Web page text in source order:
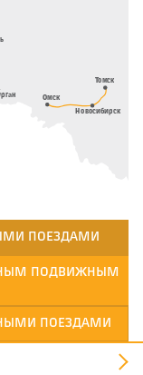
Омск
Томск
Новосибирск
ПОЕЗДАМИ
ПОДВИЖНЫМ
ПОЕЗДАМИ